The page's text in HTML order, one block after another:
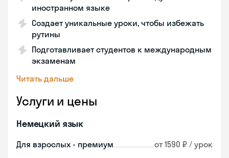
иностранном языке
Создает уникальные уроки, чтобы избежать
рутины
Подготавливает студентов к международным
экзаменам
Читать дальше
Услуги и цены
Немецкий язык
Для взрослых - премиум от 1590 ₽ / урок